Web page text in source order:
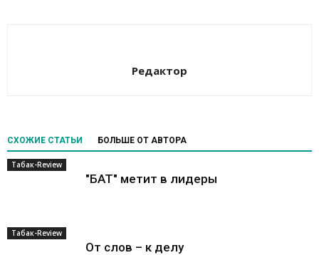
Редактор
СХОЖИЕ СТАТЬИ БОЛЬШЕ ОТ АВТОРА
Табак-Review
"БАТ" метит в лидеры
Табак-Review
От слов – к делу